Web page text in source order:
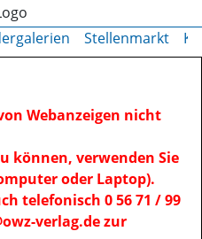
OWZ zum Sonntag
Stellenmarkt
Webanzeigen nicht
können, verwenden Sie
oder Laptop).
telefonisch 0 56 71 / 99
verlag.de zur